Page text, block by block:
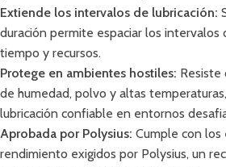
Extiende los intervalos de lubricación:
duración permite espaciar los intervalos
tiempo y recursos.
Protege en ambientes hostiles: Resiste
de humedad, polvo y altas
lubricación confiable en entornos
Aprobada por Polysius: Cumple con los
rendimiento exigidos por Polysius, un